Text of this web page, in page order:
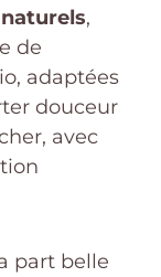
,
de
adaptées
douceur
avec
part belle